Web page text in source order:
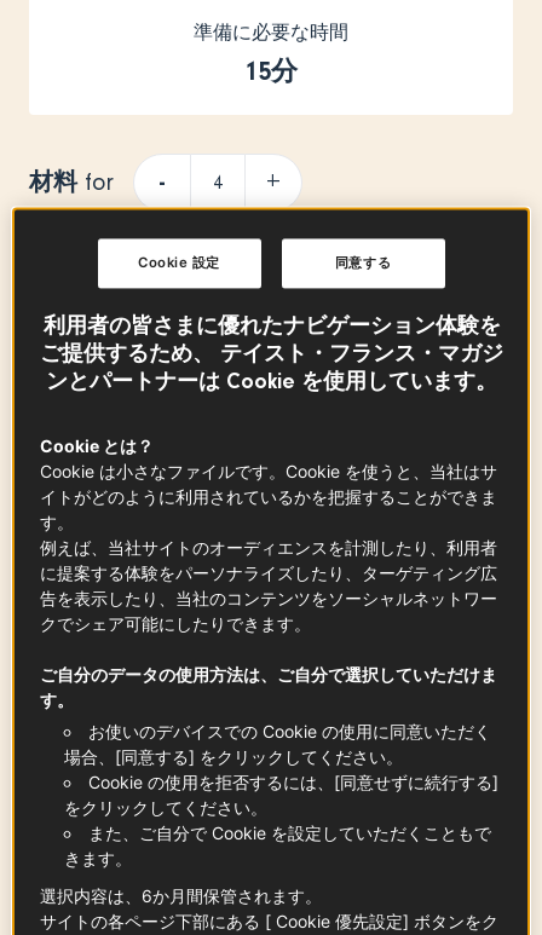
準備に必要な時間
15分
材料for - +
1丁
ボイルえび
100 ｇ
タプナード 大さじ
x5
トマト
0.50個
大葉（しそ）
4枚
利用者の皆さまに優れたナビゲーション体験を
ご提供するため、 テイスト・フランス・マガジ
ンとパートナーは Cookie を使用しています。
Cookie とは？
Cookie は小さなファイルです。Cookie を使うと、当社はサ
イトがどのように利用されているかを把握することができま
す。
例えば、当社サイトのオーディエンスを計測したり、利用者
に提案する体験をパーソナライズしたり、ターゲティング広
告を表示したり、当社のコンテンツをソーシャルネットワー
クでシェア可能にしたりできます。
ご自分のデータの使用方法は、ご自分で選択していただけま
す。
お使いのデバイスでの Cookie の使用に同意いただく
場合、[同意する] をクリックしてください。
Cookie の使用を拒否するには、[同意せずに続行する]
をクリックしてください。
また、ご自分で Cookie を設定していただくこともで
きます。
選択内容は、6か月間保管されます。
サイトの各ページ下部にある [ Cookie 優先設定] ボタンをク
同意する
Cookie 設定